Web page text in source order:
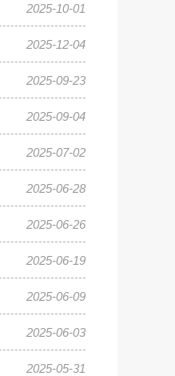
2025-10-01
2025-12-04
2025-09-23
2025-09-04
2025-07-02
2025-06-28
2025-06-26
2025-06-19
2025-06-09
2025-06-03
2025-05-31